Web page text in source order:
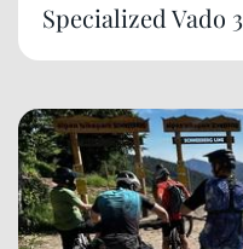
Specialized Vado 3